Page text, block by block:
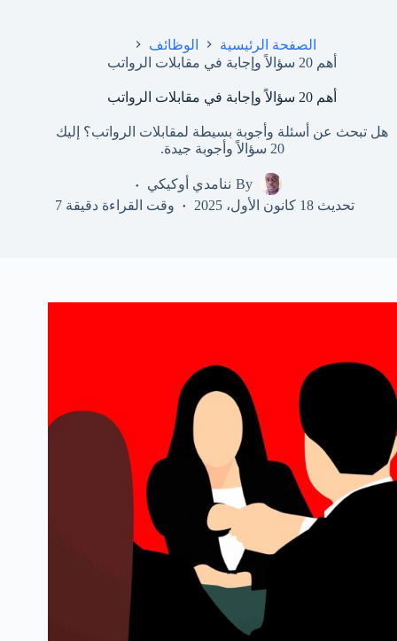
الصفحة الرئيسية
الوظائف
أهم 20 سؤالاً وإجابة في مقابلات الرواتب
أهم 20 سؤالاً وإجابة في مقابلات الرواتب
هل تبحث عن أسئلة وأجوبة بسيطة لمقابلات الرواتب؟ إليك
20 سؤالاً وأجوبة جيدة.
By ننامدي أوكيكي
تحديث 18 كانون الأول، 2025 وقت القراءة دقيقة 7